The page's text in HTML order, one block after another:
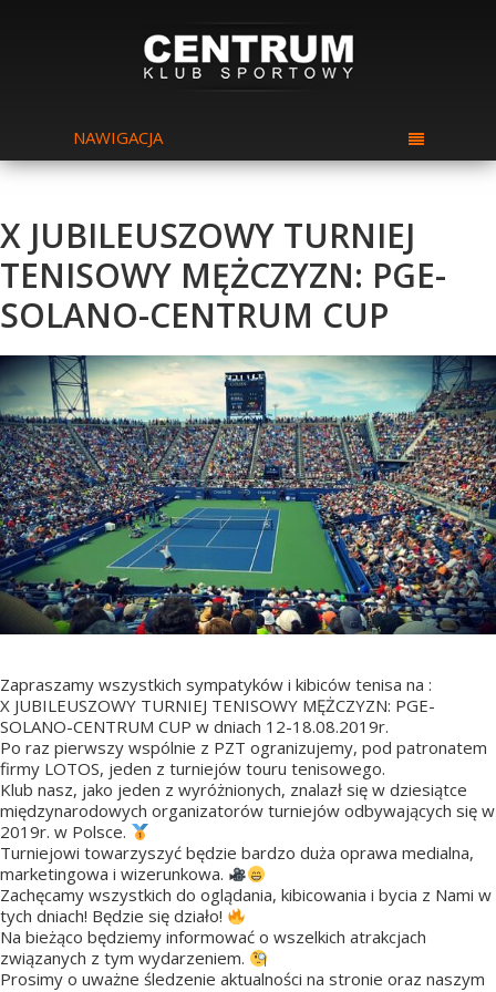
NAWIGACJA
X JUBILEUSZOWY TURNIEJ
TENISOWY MĘŻCZYZN: PGE-
SOLANO-CENTRUM CUP
Zapraszamy wszystkich sympatyków i kibiców tenisa na :
X JUBILEUSZOWY TURNIEJ TENISOWY MĘŻCZYZN: PGE-
SOLANO-CENTRUM CUP w dniach 12-18.08.2019r.
Po raz pierwszy wspólnie z PZT ogranizujemy, pod patronatem
firmy LOTOS, jeden z turniejów touru tenisowego.
Klub nasz, jako jeden z wyróżnionych, znalazł się w dziesiątce
międzynarodowych organizatorów turniejów odbywających się w
2019r. w Polsce.
Turniejowi towarzyszyć będzie bardzo duża oprawa medialna,
marketingowa i wizerunkowa.
Zachęcamy wszystkich do oglądania, kibicowania i bycia z Nami w
tych dniach! Będzie się działo!
Na bieżąco będziemy informować o wszelkich atrakcjach
związanych z tym wydarzeniem.
Prosimy o uważne śledzenie aktualności na stronie oraz naszym